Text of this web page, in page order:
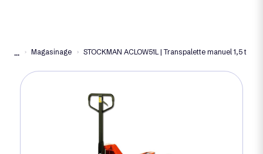
... Magasinage STOCKMAN ACLOW51L | Transpalette manuel 1,5 t